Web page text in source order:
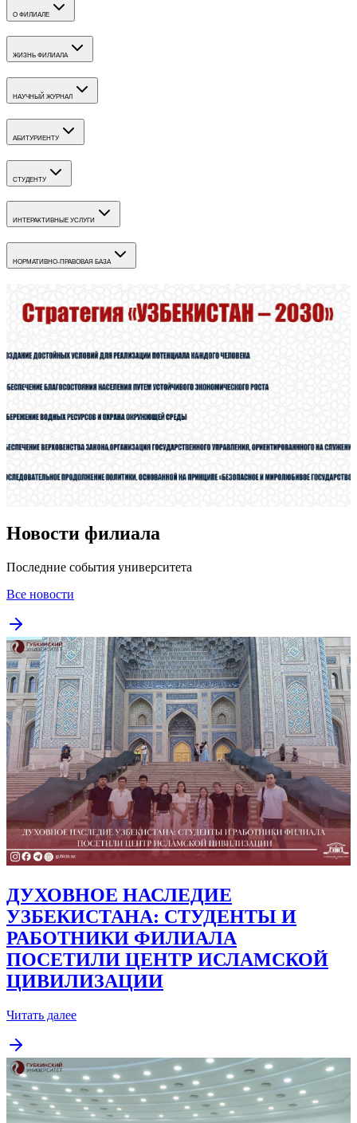
О ФИЛИАЛЕ
ЖИЗНЬ ФИЛИАЛА
НАУЧНЫЙ ЖУРНАЛ
АБИТУРИЕНТУ
СТУДЕНТУ
ИНТЕРАКТИВНЫЕ УСЛУГИ
НОРМАТИВНО-ПРАВОВАЯ БАЗА
Новости филиала
Последние события университета
Все новости
ДУХОВНОЕ НАСЛЕДИЕ
УЗБЕКИСТАНА: СТУДЕНТЫ И
РАБОТНИКИ ФИЛИАЛА
ПОСЕТИЛИ ЦЕНТР ИСЛАМСКОЙ
ЦИВИЛИЗАЦИИ
Читать далее